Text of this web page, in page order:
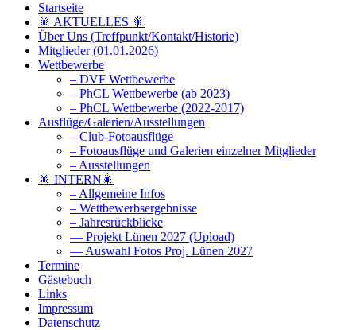
Startseite
🎇 AKTUELLES 🎇
Über Uns (Treffpunkt/Kontakt/Historie)
Mitglieder (01.01.2026)
Wettbewerbe
– DVF Wettbewerbe
– PhCL Wettbewerbe (ab 2023)
– PhCL Wettbewerbe (2022-2017)
Ausflüge/Galerien/Ausstellungen
– Club-Fotoausflüge
– Fotoausflüge und Galerien einzelner Mitglieder
– Ausstellungen
🎇 INTERN🎇
– Allgemeine Infos
– Wettbewerbsergebnisse
– Jahresrückblicke
— Projekt Lünen 2027 (Upload)
— Auswahl Fotos Proj. Lünen 2027
Termine
Gästebuch
Links
Impressum
Datenschutz